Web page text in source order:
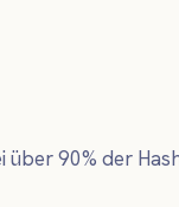
90% der